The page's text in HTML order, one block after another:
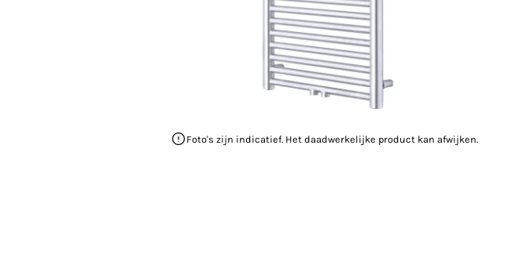
Foto's zijn indicatief. Het daadwerkelijke product kan afwijken.